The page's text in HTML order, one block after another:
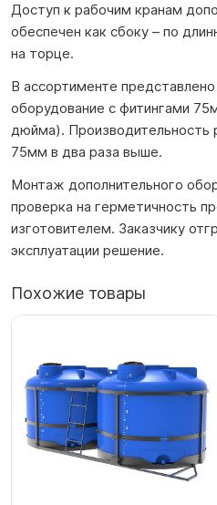
Доступ к рабочим кранам
обеспечен как сбоку – по
на торце.
В ассортименте
оборудование с фитингами
дюйма). Производительность
75мм в два раза выше.
Монтаж дополнительного
проверка на герметичность
изготовителем. Заказчику
эксплуатации решение.
Похожие товары